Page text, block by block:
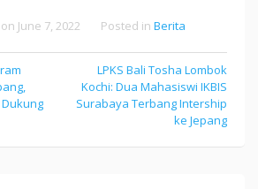
June 7, 2022 Posted in Berita
LPKS Bali Tosha Lombok
Kochi: Dua Mahasiswi IKBIS
Surabaya Terbang Intership
ke Jepang